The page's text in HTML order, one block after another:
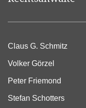
Claus G. Schmitz
Volker Görzel
Peter Friemond
Stefan Schotters